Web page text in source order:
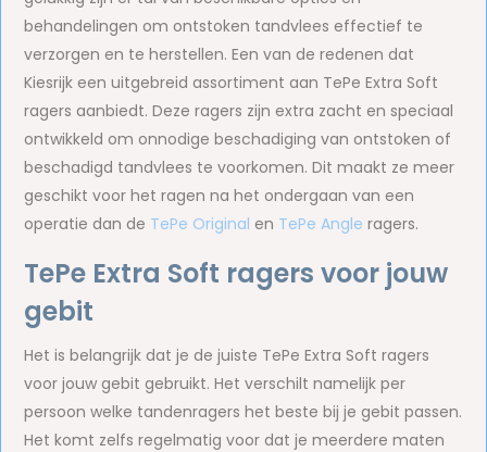
behandelingen om ontstoken tandvlees effectief te
verzorgen en te herstellen. Een van de redenen dat
Kiesrijk een uitgebreid assortiment aan TePe Extra Soft
ragers aanbiedt. Deze ragers zijn extra zacht en speciaal
ontwikkeld om onnodige beschadiging van ontstoken of
beschadigd tandvlees te voorkomen. Dit maakt ze meer
geschikt voor het ragen na het ondergaan van een
operatie dan de TePe Original en TePe Angle ragers.
TePe Extra Soft ragers voor jouw
gebit
Het is belangrijk dat je de juiste TePe Extra Soft ragers
voor jouw gebit gebruikt. Het verschilt namelijk per
persoon welke tandenragers het beste bij je gebit passen.
Het komt zelfs regelmatig voor dat je meerdere maten